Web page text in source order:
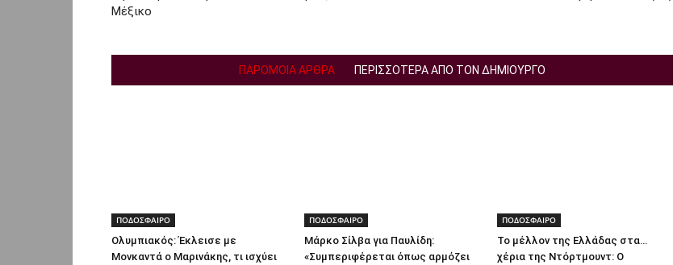
Μέξικο
ΠΑΡΟΜΟΙΑ ΑΡΘΡΑ ΠΕΡΙΣΣΟΤΕΡΑ ΑΠΟ ΤΟΝ ΔΗΜΙΟΥΡΓΟ
ΠΟΔΟΣΦΑΙΡΟ
Ολυμπιακός: Έκλεισε με
Μονκαντά ο Μαρινάκης, τι ισχύει
ΠΟΔΟΣΦΑΙΡΟ
Μάρκο Σίλβα για Παυλίδη:
«Συμπεριφέρεται όπως αρμόζει
ΠΟΔΟΣΦΑΙΡΟ
Το μέλλον της Ελλάδας στα…
χέρια της Ντόρτμουντ: Ο